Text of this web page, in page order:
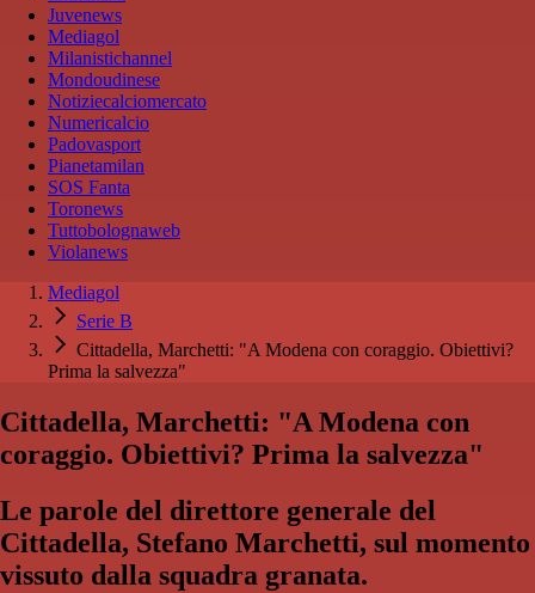
Juvenews
Mediagol
Milanistichannel
Mondoudinese
Notiziecalciomercato
Numericalcio
Padovasport
Pianetamilan
SOS Fanta
Toronews
Tuttobolognaweb
Violanews
Mediagol
Serie B
Cittadella, Marchetti: "A Modena con coraggio. Obiettivi?
Prima la salvezza"
Cittadella, Marchetti: "A Modena con
coraggio. Obiettivi? Prima la salvezza"
Le parole del direttore generale del
Cittadella, Stefano Marchetti, sul momento
vissuto dalla squadra granata.